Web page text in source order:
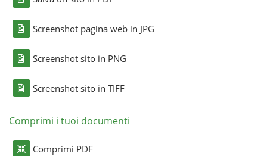
Screenshot pagina web in JPG
Screenshot sito in PNG
Screenshot sito in TIFF
Comprimi i tuoi documenti
Comprimi PDF